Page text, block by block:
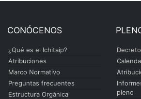
CONÓCENOS
¿Qué es el Ichitaip?
Atribuciones
Marco Normativo
Preguntas frecuentes
Estructura Orgánica
pleno